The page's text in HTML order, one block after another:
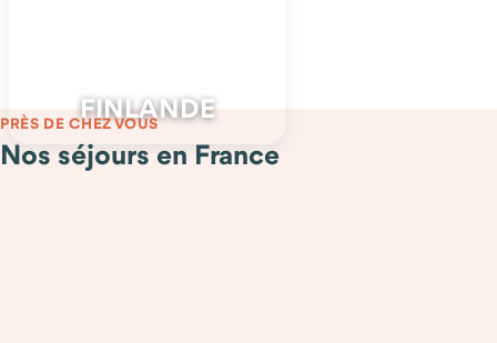
FINLANDE
PRÈS DE CHEZ VOUS
Nos séjours en France